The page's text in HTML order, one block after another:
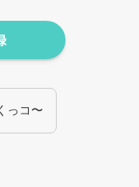
っコ〜